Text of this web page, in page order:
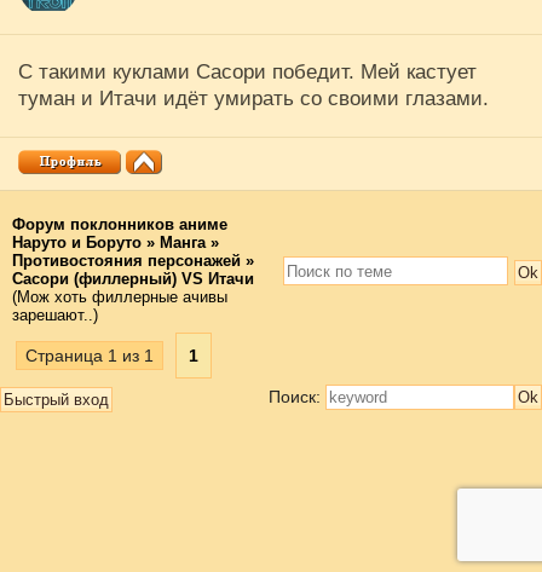
С такими куклами Сасори победит. Мей кастует
туман и Итачи идёт умирать со своими глазами.
Форум поклонников аниме
Наруто и Боруто » Манга »
Противостояния персонажей »
Сасори (филлерный) VS Итачи
(Мож хоть филлерные ачивы
зарешают..)
Страница 1 из 1 1
Поиск: